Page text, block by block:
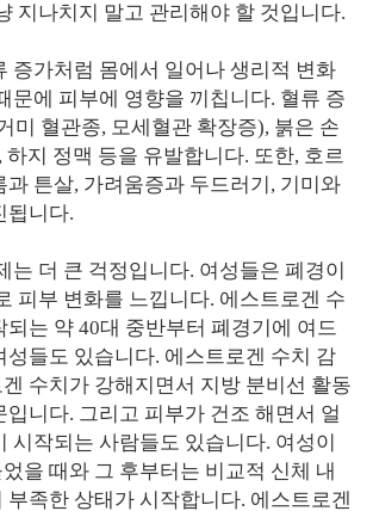
지나치지 말고 관리해야 할 것입니다.
증가처럼 몸에서 일어나 생리적 변화
문에 피부에 영향을 끼칩니다. 혈류 증
미 혈관종, 모세혈관 확장증), 붉은 손
지 정맥 등을 유발합니다. 또한, 호르
과 튼살, 가려움증과 두드러기, 기미와
됩니다.
는 더 큰 걱정입니다. 여성들은 폐경이
피부 변화를 느낍니다. 에스트로겐 수
되는 약 40대 중반부터 폐경기에 여드
성들도 있습니다. 에스트로겐 수치 감
수치가 강해지면서 지방 분비선 활동
입니다. 그리고 피부가 건조 해면서 얼
시작되는 사람들도 있습니다. 여성이
을 때와 그 후부터는 비교적 신체 내
부족한 상태가 시작합니다. 에스트로겐